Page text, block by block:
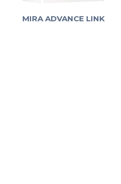
MIRA ADVANCE LINK